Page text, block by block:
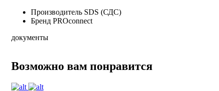
Производитель SDS (СДС)
Бренд PROconnect
документы
Возможно вам понравится